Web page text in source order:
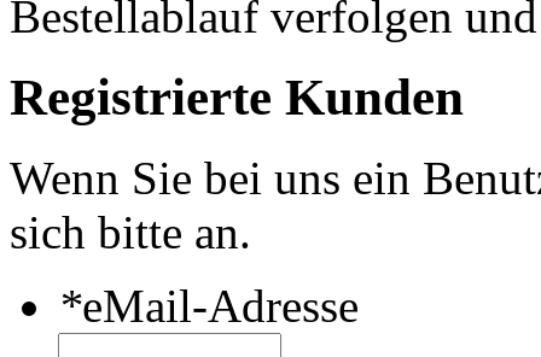
Bestellablauf verfolgen
Registrierte Kunden
Wenn Sie bei uns ein
sich bitte an.
*eMail-Adresse